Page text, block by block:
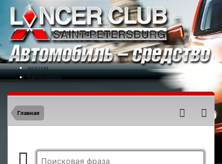
Меню
На сайт
Форум
Календарь
Новости
Контакты
Главная